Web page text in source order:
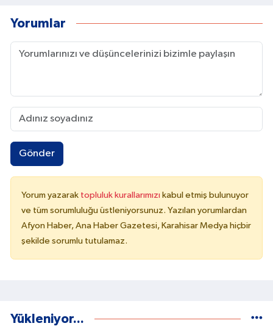
Yorumlar
Gönder
Yorum yazarak topluluk kurallarımızı kabul etmiş bulunuyor
ve tüm sorumluluğu üstleniyorsunuz. Yazılan yorumlardan
Afyon Haber, Ana Haber Gazetesi, Karahisar Medya hiçbir
şekilde sorumlu tutulamaz.
Yükleniyor...